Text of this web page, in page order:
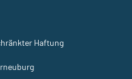
Haftung